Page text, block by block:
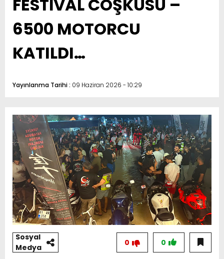
FESTİVAL COŞKUSU –
6500 MOTORCU
KATILDI…
Yayınlanma Tarihi : 09 Haziran 2026 - 10:29
Sosyal
Medya
0
0